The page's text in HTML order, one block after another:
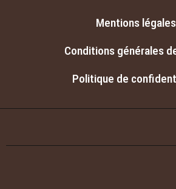
Mentions légales
Conditions générales
Politique de